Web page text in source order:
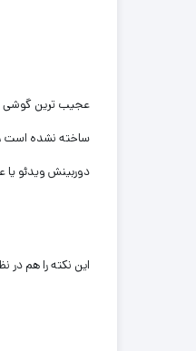
عجیب ترین گوشی
ساخته نشده است
دوربینش ویدئو
این نکته را هم در